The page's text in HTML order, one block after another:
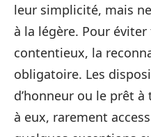
leur simplicité, mais
à la légère. Pour
contentieux, la
obligatoire. Les
d’honneur ou le prêt
à eux, rarement